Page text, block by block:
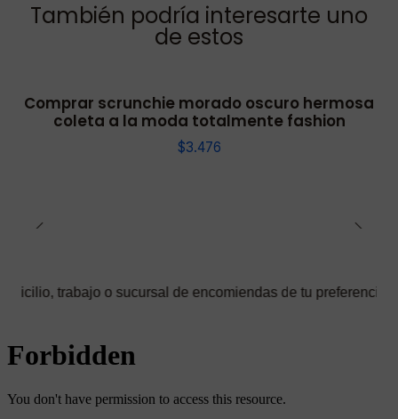
También podría interesarte uno
de estos
Comprar scrunchie morado oscuro hermosa
coleta a la moda totalmente fashion
$3.476
o sucursal de encomiendas de tu preferencia ✅ Podrás